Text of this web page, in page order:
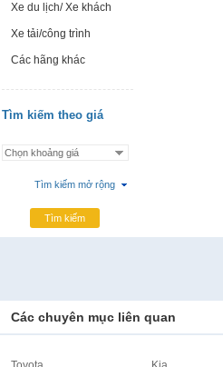
Xe du lịch/ Xe khách
Xe tải/công trình
Các hãng khác
Tìm kiếm theo giá
Tìm kiếm mở rộng
Tìm kiếm
Các chuyên mục liên quan